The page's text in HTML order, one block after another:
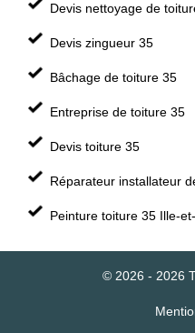
Devis nettoyage de
Devis zingueur 35
Bâchage de toiture 35
Entreprise de toiture 35
Devis toiture 35
Réparateur installateur
Peinture toiture 35 Ille-
© 2026 - 2026